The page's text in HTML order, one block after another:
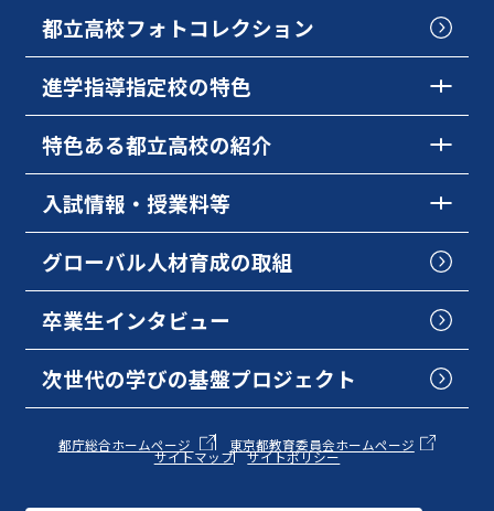
都立高校フォトコレクション
進学指導指定校の特色
特色ある都立高校の紹介
入試情報・授業料等
グローバル人材育成の取組
卒業生インタビュー
次世代の学びの基盤プロジェクト
都庁総合ホームページ 東京都教育委員会ホームページ
サイトマップ サイトポリシー